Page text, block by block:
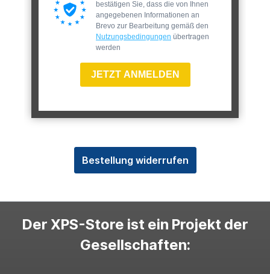
bestätigen Sie, dass die von Ihnen
angegebenen Informationen an
Brevo zur Bearbeitung gemäß den
Nutzungsbedingungen übertragen
werden
JETZT ANMELDEN
Bestellung widerrufen
Der XPS-Store ist ein Projekt der
Gesellschaften: